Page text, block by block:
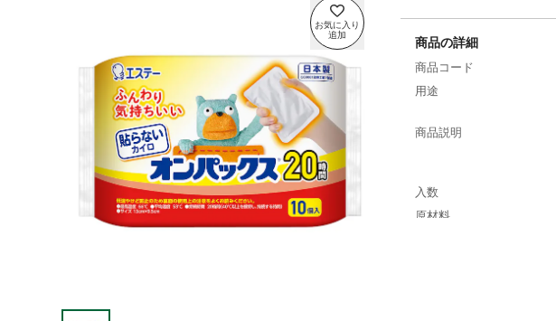
商品の詳細
商品コード
用途
商品説明
入数
原材料